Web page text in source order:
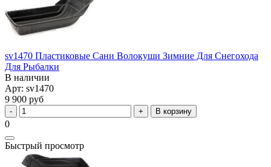
sv1470 Пластиковые Сани Волокуши Зимние Для Снегохода
Для Рыбалки
В наличии
Арт: sv1470
9 900 руб
В корзину
0
Быстрый просмотр